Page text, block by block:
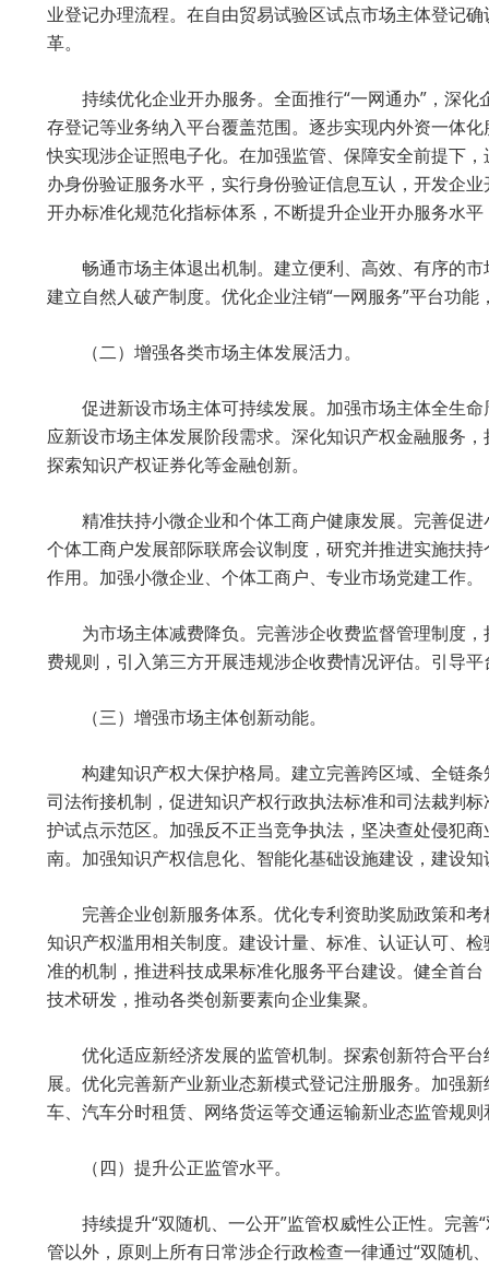
业登记办理流程。在自由贸易试验区试点市场主体登记
革。
持续优化企业开办服务。全面推行“一网通办”，深
存登记等业务纳入平台覆盖范围。逐步实现内外资一体
快实现涉企证照电子化。在加强监管、保障安全前提下
办身份验证服务水平，实行身份验证信息互认，开发企
开办标准化规范化指标体系，不断提升企业开办服务水
畅通市场主体退出机制。建立便利、高效、有序的
建立自然人破产制度。优化企业注销“一网服务”平台功
（二）增强各类市场主体发展活力。
促进新设市场主体可持续发展。加强市场主体全生
应新设市场主体发展阶段需求。深化知识产权金融服务
探索知识产权证券化等金融创新。
精准扶持小微企业和个体工商户健康发展。完善促
个体工商户发展部际联席会议制度，研究并推进实施扶
作用。加强小微企业、个体工商户、专业市场党建工作。
为市场主体减费降负。完善涉企收费监督管理制度
费规则，引入第三方开展违规涉企收费情况评估。引导
（三）增强市场主体创新动能。
构建知识产权大保护格局。建立完善跨区域、全链
司法衔接机制，促进知识产权行政执法标准和司法裁判
护试点示范区。加强反不正当竞争执法，坚决查处侵犯
南。加强知识产权信息化、智能化基础设施建设，建设
完善企业创新服务体系。优化专利资助奖励政策和
知识产权滥用相关制度。建设计量、标准、认证认可、
准的机制，推进科技成果标准化服务平台建设。健全首
技术研发，推动各类创新要素向企业集聚。
优化适应新经济发展的监管机制。探索创新符合平
展。优化完善新产业新业态新模式登记注册服务。加强
车、汽车分时租赁、网络货运等交通运输新业态监管规
（四）提升公正监管水平。
持续提升“双随机、一公开”监管权威性公正性。完
管以外，原则上所有日常涉企行政检查一律通过“双随机